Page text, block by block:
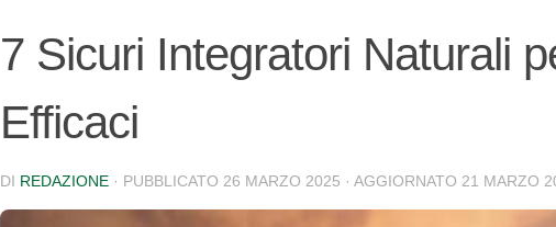
7 Sicuri Integratori Naturali
Efficaci
DI REDAZIONE · PUBBLICATO 26 MARZO 2025 · AGGIORNATO 21 MARZO